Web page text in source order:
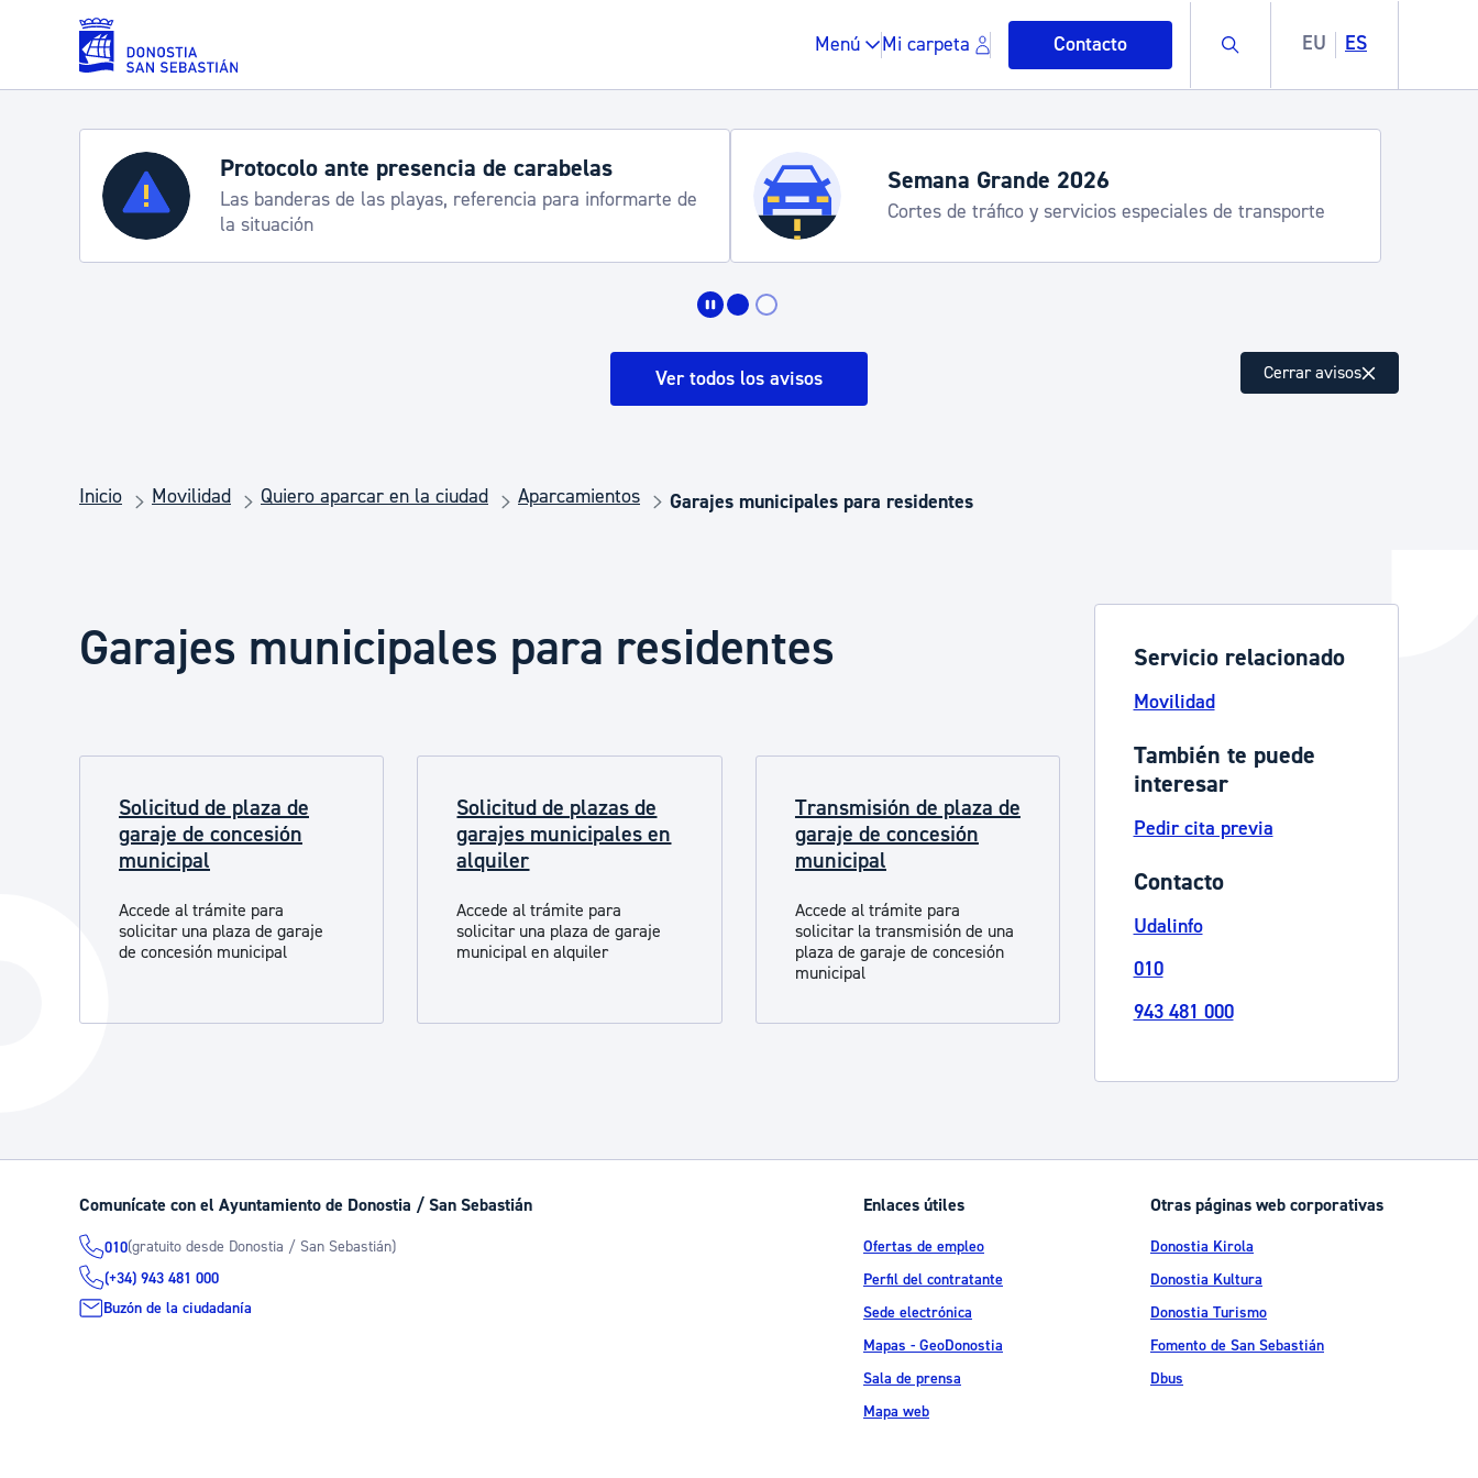
Saltar al contenido principal
Menú Mi carpeta Contacto Buscar EU ES
Servicios
Padrón y asuntos personales
Espacio público, residuos y medioambiente
Seguridad ciudadana y emergencias Euskera
Infancia y juventud Igualdad, Derechos Humanos y convivencia
Participación ciudadana y asociacionismo Cultura
Deporte Turismo
Catálogo de trámites
Protocolo ante presencia de carabelas
Las banderas de las playas, referencia para informarte de
la situación
Semana Grande 2026
Cortes de tráfico y servicios especiales de transporte
Ver todos los avisos Cerrar avisos
Inicio Movilidad Quiero aparcar en la ciudad Aparcamientos Garajes municipales para residentes
Garajes municipales para residentes
Solicitud de plaza de
garaje de concesión
municipal
Accede al trámite para
solicitar una plaza de garaje
de concesión municipal
Solicitud de plazas de
garajes municipales en
alquiler
Accede al trámite para
solicitar una plaza de garaje
municipal en alquiler
Transmisión de plaza de
garaje de concesión
municipal
Accede al trámite para
solicitar la transmisión de una
plaza de garaje de concesión
municipal
Servicio relacionado
Movilidad
También te puede
interesar
Pedir cita previa
Contacto
Udalinfo
010
943 481 000
Comunícate con el Ayuntamiento de Donostia / San Sebastián
010(gratuito desde Donostia / San Sebastián)
(+34) 943 481 000
Buzón de la ciudadanía
Enlaces útiles
Ofertas de empleo
Perfil del contratante
Sede electrónica
Mapas - GeoDonostia
Sala de prensa
Mapa web
Otras páginas web corporativas
Donostia Kirola
Donostia Kultura
Donostia Turismo
Fomento de San Sebastián
Dbus